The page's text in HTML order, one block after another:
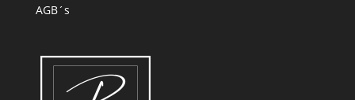
AGB´s